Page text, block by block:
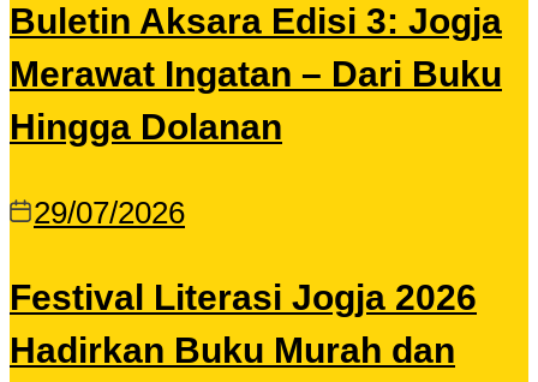
Buletin Aksara Edisi 3: Jogja
Merawat Ingatan – Dari Buku
Hingga Dolanan
29/07/2026
Festival Literasi Jogja 2026
Hadirkan Buku Murah dan